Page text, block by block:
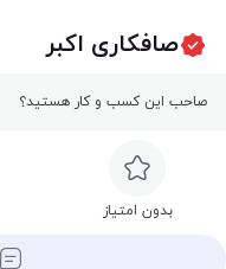
صافکاری اکبر
صاحب این کسب و کار هستید؟
بدون امتیاز